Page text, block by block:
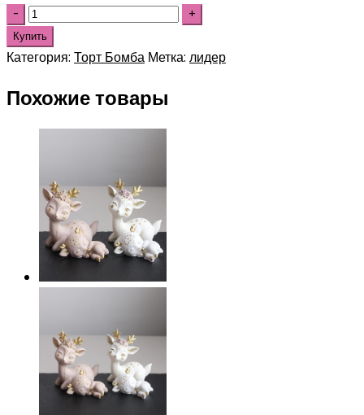
Купить
Категория: Торт Бомба Метка: лидер
Похожие товары